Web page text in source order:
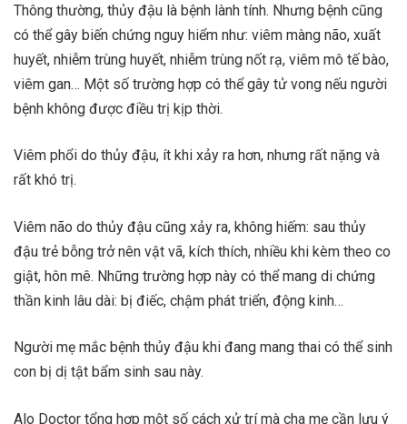
Thông thường, thủy đậu là bệnh lành tính. Nhưng bệnh cũng
có thể gây biến chứng nguy hiểm như: viêm màng não, xuất
huyết, nhiễm trùng huyết, nhiễm trùng nốt rạ, viêm mô tế bào,
viêm gan… Một số trường hợp có thể gây tử vong nếu người
bệnh không được điều trị kịp thời.
Viêm phổi do thủy đậu, ít khi xảy ra hơn, nhưng rất nặng và
rất khó trị.
Viêm não do thủy đậu cũng xảy ra, không hiếm: sau thủy
đậu trẻ bỗng trở nên vật vã, kích thích, nhiều khi kèm theo co
giật, hôn mê. Những trường hợp này có thể mang di chứng
thần kinh lâu dài: bị điếc, chậm phát triển, động kinh…
Người mẹ mắc bệnh thủy đậu khi đang mang thai có thể sinh
con bị dị tật bẩm sinh sau này.
Alo Doctor tổng hợp một số cách xử trí mà cha mẹ cần lưu ý